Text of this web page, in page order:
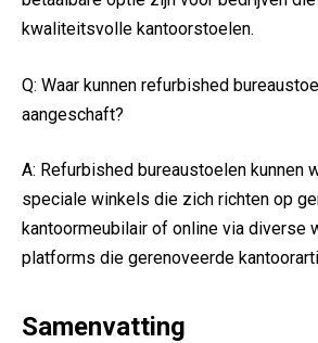
kwaliteitsvolle kantoorstoelen.
Q: Waar kunnen refurbished
aangeschaft?
A: Refurbished bureaustoelen kunnen
speciale winkels die zich richten op
kantoormeubilair of online via diverse
platforms die gerenoveerde
Samenvatting